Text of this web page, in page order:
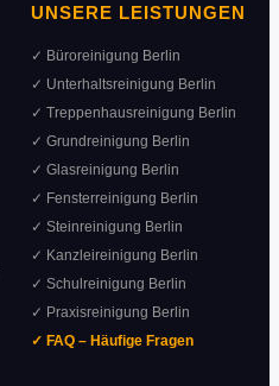
UNSERE LEISTUNGEN
✓ Büroreinigung Berlin
✓ Unterhaltsreinigung Berlin
✓ Treppenhausreinigung Berlin
✓ Grundreinigung Berlin
✓ Glasreinigung Berlin
✓ Fensterreinigung Berlin
✓ Steinreinigung Berlin
✓ Kanzleireinigung Berlin
✓ Schulreinigung Berlin
✓ Praxisreinigung Berlin
✓ FAQ – Häufige Fragen